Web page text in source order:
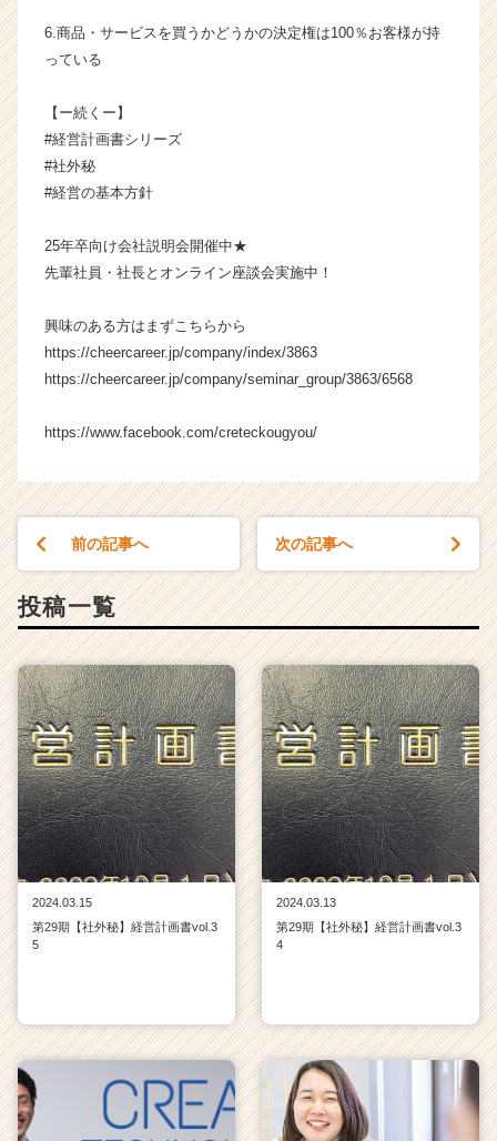
イ
キ
h
e
r
C
a
e
6.商品・サービスを買うかどうかの決定権は100％お客様が持
っている
【ー続くー】
#経営計画書シリーズ
#社外秘
#経営の基本方針
25年卒向け会社説明会開催中★
先輩社員・社長とオンライン座談会実施中！
興味のある方はまずこちらから
https://cheercareer.jp/company/index/3863
https://cheercareer.jp/company/seminar_group/3863/6568
https://www.facebook.com/creteckougyou/
前の記事へ 次の記事へ
投稿一覧
2024.03.15
第29期【社外秘】経営計画書vol.3
5
2024.03.13
第29期【社外秘】経営計画書vol.3
4